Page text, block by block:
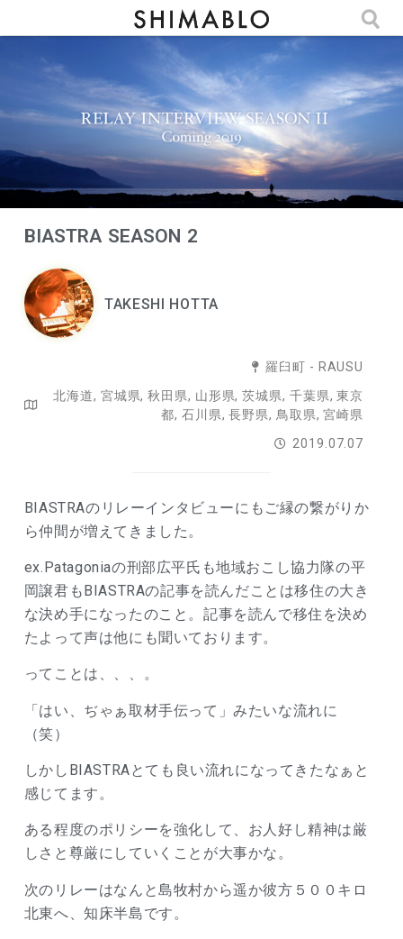
BIASTRA SEASON 2
TAKESHI HOTTA
羅臼町 - RAUSU
北海道, 宮城県,秋田県, 山形県,茨城県, 千葉県,東京
都, 石川県,長野県, 鳥取県,宮崎県
2019.07.07
BIASTRAのリレーインタビューにもご縁の繋がりか
ら仲間が増えてきました。
ex.Patagoniaの刑部広平氏も地域おこし協力隊の平
岡譲君もBIASTRAの記事を読んだことは移住の大き
な決め手になったのこと。記事を読んで移住を決め
たよって声は他にも聞いております。
ってことは、、、。
「はい、ぢゃぁ取材手伝って」みたいな流れに
（笑）
しかしBIASTRAとても良い流れになってきたなぁと
感じてます。
ある程度のポリシーを強化して、お人好し精神は厳
しさと尊厳にしていくことが大事かな。
次のリレーはなんと島牧村から遥か彼方５００キロ
北東へ、知床半島です。